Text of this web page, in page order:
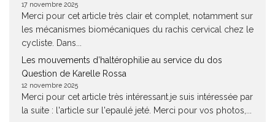
17 novembre 2025
Merci pour cet article très clair et complet, notamment sur
les mécanismes biomécaniques du rachis cervical chez le
cycliste. Dans...
Les mouvements d’haltérophilie au service du dos
Question de Karelle Rossa
12 novembre 2025
Merci pour cet article très intéressant.je suis intéressée par
la suite : l'article sur l'epaulé jeté. Merci pour vos photos,...